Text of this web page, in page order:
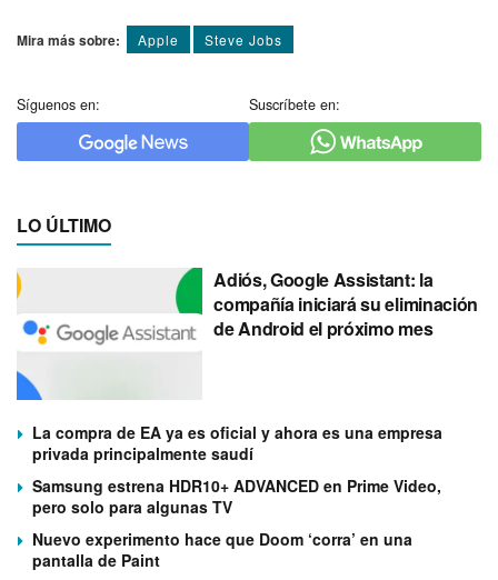
Mira más sobre: Apple Steve Jobs
Síguenos en: Suscríbete en:
LO ÚLTIMO
Adiós, Google Assistant: la
compañía iniciará su eliminación
de Android el próximo mes
La compra de EA ya es oficial y ahora es una empresa
privada principalmente saudí
Samsung estrena HDR10+ ADVANCED en Prime Video,
pero solo para algunas TV
Nuevo experimento hace que Doom ‘corra’ en una
pantalla de Paint